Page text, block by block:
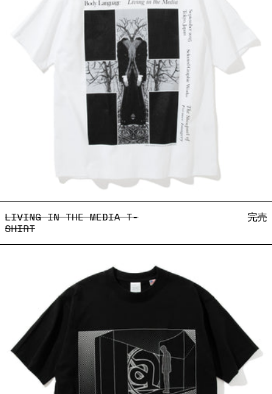
LIVING IN THE MEDIA T-
LIVING IN THE MEDIA T-
SHIRT
完売
Cubism T-shirt